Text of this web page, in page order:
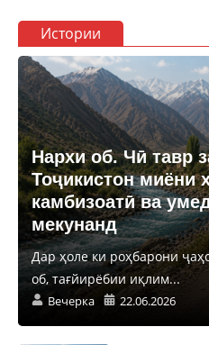
Истории
Нархи об. Чӣ тавр
Тоҷикистон миёни
камбизоатӣ ва
мекунанд
Дар ҳоле ки роҳбарони
об, тағйирёбии иқлим...
Вечерка 22.06.2026